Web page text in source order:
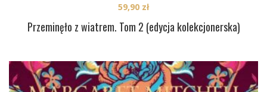
Przeminęło z wiatrem. Tom 2 (edycja kolekcjonerska)
59,90 zł